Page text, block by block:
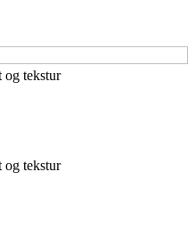
og tekstur
og tekstur